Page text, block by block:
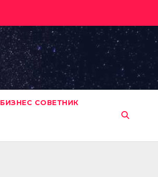
БИЗНЕС СОВЕТНИК